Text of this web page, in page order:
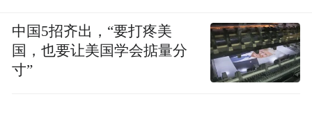
中国5招齐出，“要打疼美
国，也要让美国学会掂量分
寸”